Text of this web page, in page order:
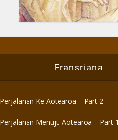
Fransriana
Perjalanan Ke Aotearoa – Part 2
Perjalanan Menuju Aotearoa – Part 1